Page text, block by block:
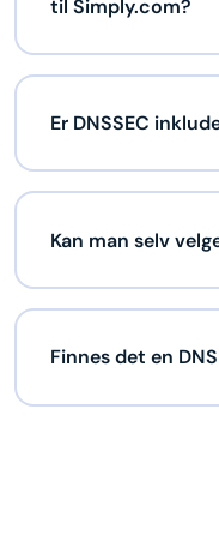
til Simply.com?
Er DNSSEC
Kan man selv
Finnes det en